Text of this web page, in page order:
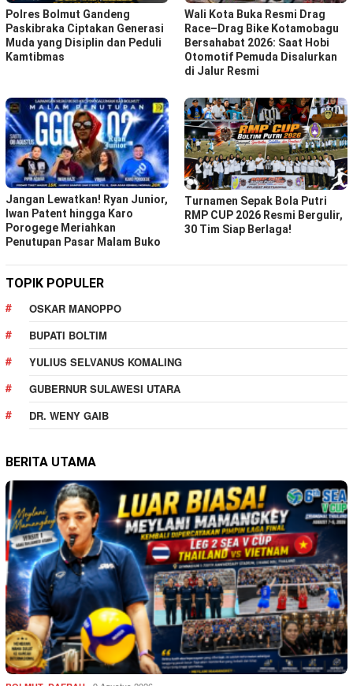
Polres Bolmut Gandeng
Paskibraka Ciptakan Generasi
Muda yang Disiplin dan Peduli
Kamtibmas
Wali Kota Buka Resmi Drag
Race–Drag Bike Kotamobagu
Bersahabat 2026: Saat Hobi
Otomotif Pemuda Disalurkan
di Jalur Resmi
Jangan Lewatkan! Ryan Junior,
Iwan Patent hingga Karo
Porogege Meriahkan
Penutupan Pasar Malam Buko
Turnamen Sepak Bola Putri
RMP CUP 2026 Resmi Bergulir,
30 Tim Siap Berlaga!
TOPIK POPULER
OSKAR MANOPPO
BUPATI BOLTIM
YULIUS SELVANUS KOMALING
GUBERNUR SULAWESI UTARA
DR. WENY GAIB
BERITA UTAMA